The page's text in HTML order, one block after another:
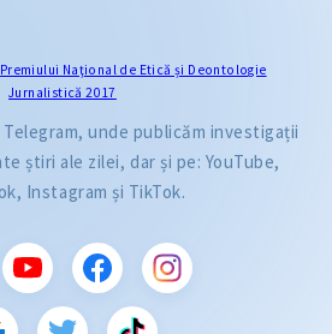
Premiului Naţional de Etică și Deontologie
Jurnalistică 2017
unde publicăm investigații
știri ale zilei, dar și pe: YouTube,
Instagram și TikTok.